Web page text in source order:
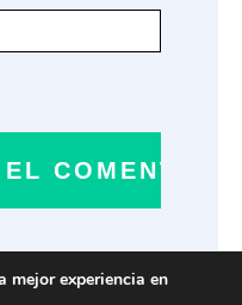
mejor experiencia en